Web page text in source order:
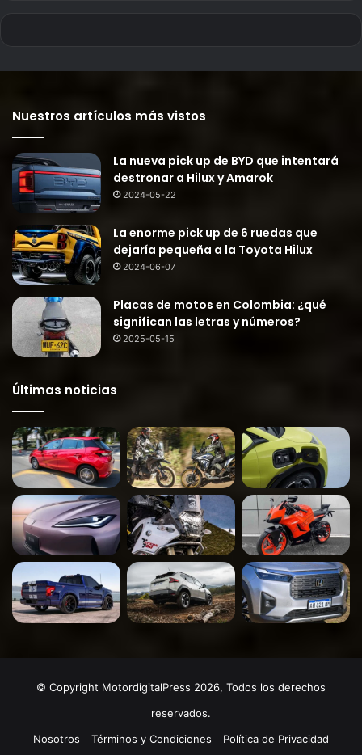
Nuestros artículos más vistos
La nueva pick up de BYD que intentará
destronar a Hilux y Amarok
2024-05-22
La enorme pick up de 6 ruedas que
dejaría pequeña a la Toyota Hilux
2024-06-07
Placas de motos en Colombia: ¿qué
significan las letras y números?
2025-05-15
Últimas noticias
© Copyright MotordigitalPress 2026, Todos los derechos
reservados.
Nosotros
Términos y Condiciones Política de Privacidad